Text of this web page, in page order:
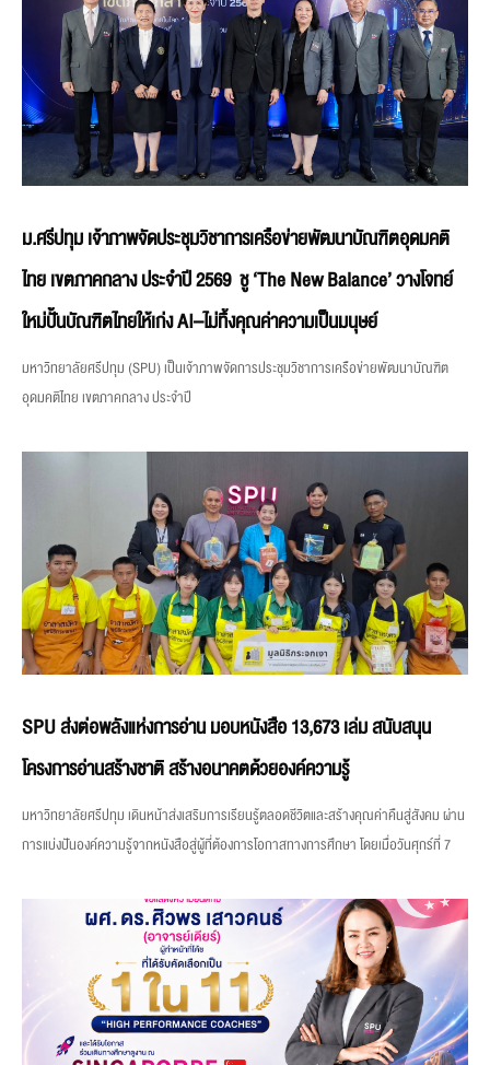
ม.ศรีปทุม เจ้าภาพจัดประชุมวิชาการเครือข่ายพัฒนาบัณฑิตอุดมคติ
ไทย เขตภาคกลาง ประจำปี 2569 ชู ‘The New Balance’ วางโจทย์
ใหม่ปั้นบัณฑิตไทยให้เก่ง AI–ไม่ทิ้งคุณค่าความเป็นมนุษย์
มหาวิทยาลัยศรีปทุม (SPU) เป็นเจ้าภาพจัดการประชุมวิชาการเครือข่ายพัฒนาบัณฑิต
อุดมคติไทย เขตภาคกลาง ประจำปี
SPU ส่งต่อพลังแห่งการอ่าน มอบหนังสือ 13,673 เล่ม สนับสนุน
โครงการอ่านสร้างชาติ สร้างอนาคตด้วยองค์ความรู้
มหาวิทยาลัยศรีปทุม เดินหน้าส่งเสริมการเรียนรู้ตลอดชีวิตและสร้างคุณค่าคืนสู่สังคม ผ่าน
การแบ่งปันองค์ความรู้จากหนังสือสู่ผู้ที่ต้องการโอกาสทางการศึกษา โดยเมื่อวันศุกร์ที่ 7